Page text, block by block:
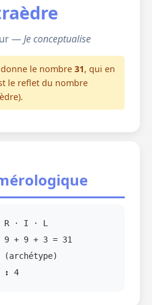
—Je conceptualise
le nombre 31, qui en
le reflet du nombre
R · I · L
9 + 9 + 3 = 31
(archétype)
:
4